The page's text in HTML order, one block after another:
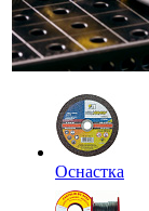
Оснастка